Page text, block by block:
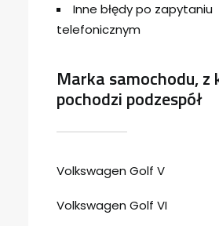
Inne błędy po zapytaniu
telefonicznym
Marka samochodu, z
pochodzi podzespół
Volkswagen Golf V
Volkswagen Golf VI